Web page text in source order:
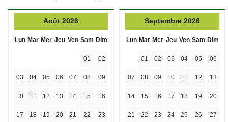
Août 2026
Lun Mar Mer Jeu Ven Sam Dim
01 02
03 04 05 06 07 08 09
10 11 12 13 14 15 16
17 18 19 20 21 22 23
Septembre 2026
Lun Mar Mer Jeu Ven Sam Dim
01 02 03 04 05 06
07 08 09 10 11 12 13
14 15 16 17 18 19 20
21 22 23 24 25 26 27